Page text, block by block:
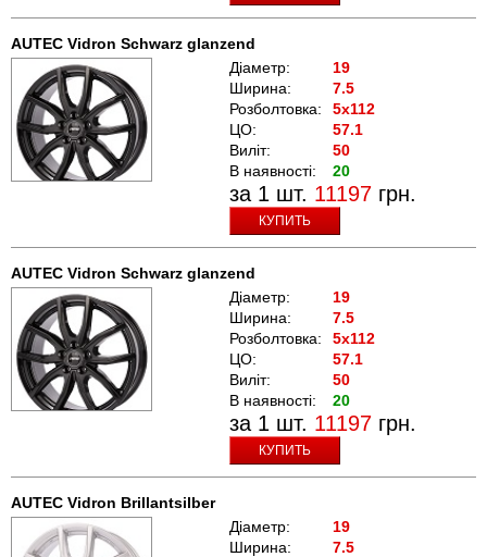
AUTEC Vidron Schwarz glanzend
Діаметр:
19
Ширина:
7.5
Розболтовка:
5x112
ЦО:
57.1
Виліт:
50
В наявності:
20
за 1 шт. 11197 грн.
КУПИТЬ
AUTEC Vidron Schwarz glanzend
Діаметр:
19
Ширина:
7.5
Розболтовка:
5x112
ЦО:
57.1
Виліт:
50
В наявності:
20
за 1 шт. 11197 грн.
КУПИТЬ
AUTEC Vidron Brillantsilber
Діаметр:
19
Ширина:
7.5